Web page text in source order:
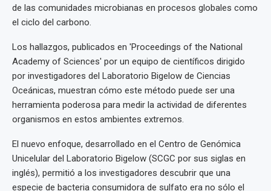
de las comunidades microbianas en procesos globales como
el ciclo del carbono.
Los hallazgos, publicados en 'Proceedings of the National
Academy of Sciences' por un equipo de científicos dirigido
por investigadores del Laboratorio Bigelow de Ciencias
Oceánicas, muestran cómo este método puede ser una
herramienta poderosa para medir la actividad de diferentes
organismos en estos ambientes extremos.
El nuevo enfoque, desarrollado en el Centro de Genómica
Unicelular del Laboratorio Bigelow (SCGC por sus siglas en
inglés), permitió a los investigadores descubrir que una
especie de bacteria consumidora de sulfato era no sólo el